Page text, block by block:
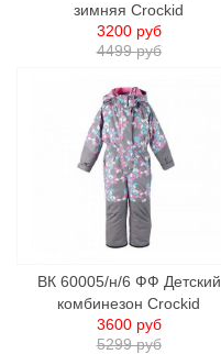
зимняя Crockid
4499 руб
3200 руб
ВК 60005/н/6 ФФ Детский
комбинезон Crockid
5299 руб
3600 руб